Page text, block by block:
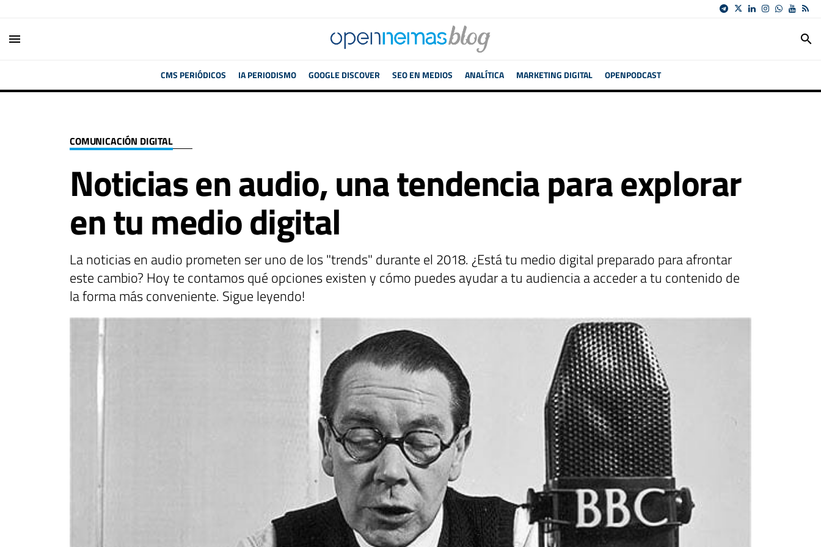
menu search
CMS PERIÓDICOS IA PERIODISMO GOOGLE DISCOVER SEO EN MEDIOS ANALÍTICA MARKETING DIGITAL OPENPODCAST
COMUNICACIÓN DIGITAL
Noticias en audio, una tendencia para explorar
en tu medio digital
La noticias en audio prometen ser uno de los "trends" durante el 2018. ¿Está tu medio digital preparado para afrontar
este cambio? Hoy te contamos qué opciones existen y cómo puedes ayudar a tu audiencia a acceder a tu contenido de
la forma más conveniente. Sigue leyendo!